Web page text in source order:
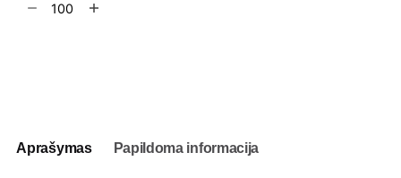
Aprašymas Papildoma informacija